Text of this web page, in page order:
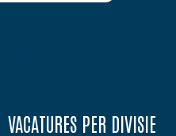
VACATURES PER DIVISIE